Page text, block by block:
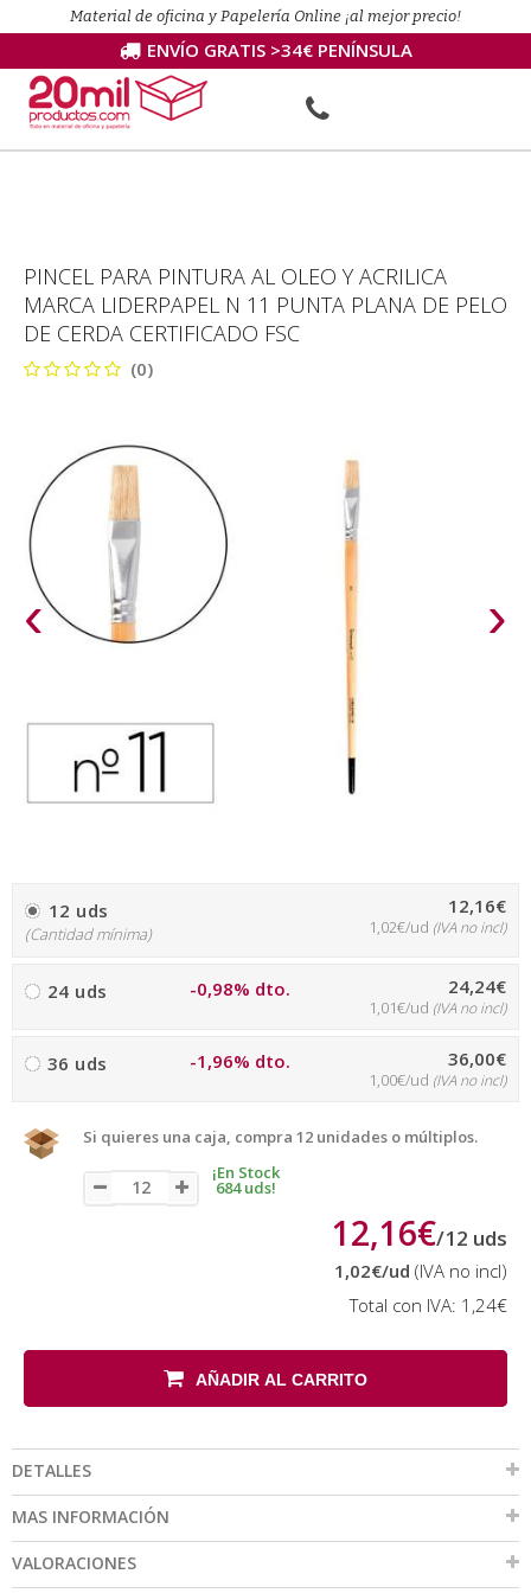
Material de oficina y Papelería Online ¡al mejor precio!
ENVÍO GRATIS >34€ PENÍNSULA
PINCEL PARA PINTURA AL OLEO Y ACRILICA
MARCA LIDERPAPEL N 11 PUNTA PLANA DE PELO
DE CERDA CERTIFICADO FSC
(0)
‹ ›
12 uds
(Cantidad mínima)
12,16€
1,02€/ud (IVA no incl)
24 uds -0,98% dto. 24,24€
1,01€/ud (IVA no incl)
36 uds -1,96% dto. 36,00€
1,00€/ud (IVA no incl)
Si quieres una caja, compra 12 unidades o múltiplos.
¡En Stock
684 uds!
12,16€/12 uds
1,02€/ud (IVA no incl)
Total con IVA: 1,24€
AÑADIR AL CARRITO
DETALLES
MAS INFORMACIÓN
VALORACIONES